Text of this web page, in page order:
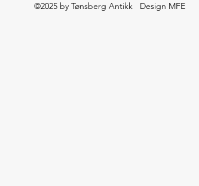
©2025 by Tønsberg Antikk Design MFE